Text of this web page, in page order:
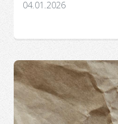
04.01.2026